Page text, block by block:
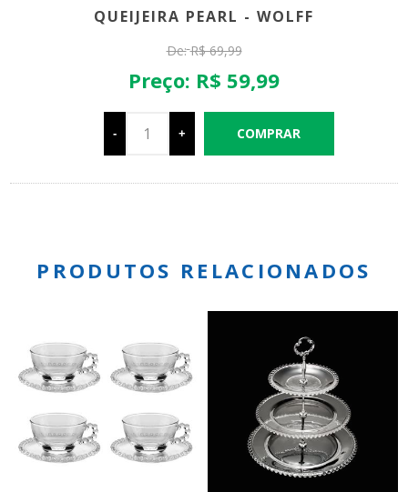
QUEIJEIRA PEARL - WOLFF
De: R$ 69,99
Preço: R$ 59,99
- +
PRODUTOS RELACIONADOS